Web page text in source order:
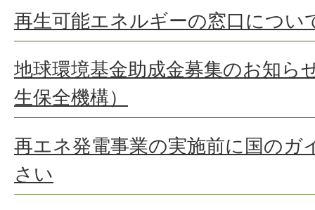
再生可能エネルギーの窓口につい
地球環境基金助成金募集のお知ら
生保全機構）
再エネ発電事業の実施前に国のガ
さい